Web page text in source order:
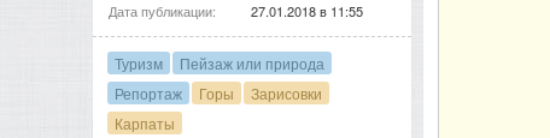
Дата публикации:
27.01.2018 в 11:55
Туризм
Пейзаж или природа
Репортаж
Горы
Зарисовки
Карпаты